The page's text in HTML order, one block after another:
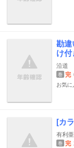
勘違
け付
沿道
巻 完
お気に
[カ
有利
巻 完